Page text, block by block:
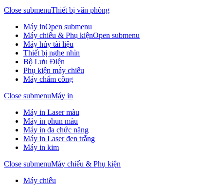
Close submenuThiết bị văn phòng
Máy inOpen submenu
Máy chiếu & Phụ kiệnOpen submenu
Máy hủy tài liệu
Thiết bị nghe nhìn
Bộ Lưu Điện
Phụ kiện máy chiếu
Máy chấm công
Close submenuMáy in
Máy in Laser màu
Máy in phun màu
Máy in đa chức năng
Máy in Laser đen trắng
Máy in kim
Close submenuMáy chiếu & Phụ kiện
Máy chiếu